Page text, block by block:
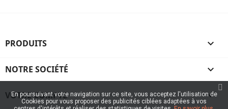
PRODUITS 
NOTRE SOCIÉTÉ 
VOTRE COMPTE 
En poursuivant votre navigation sur ce site, vous acceptez l'utilisation de
Cookies pour vous proposer des publicités ciblées adaptées à vos